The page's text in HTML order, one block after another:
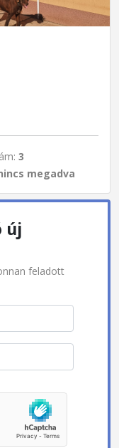
3
megadva
új
feladott